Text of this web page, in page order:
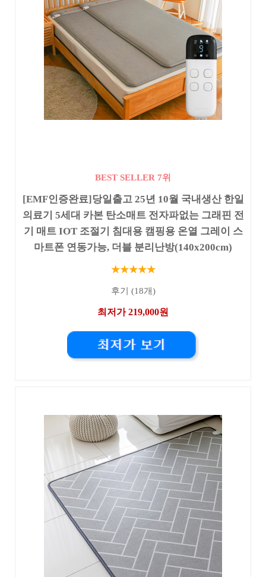
BEST SELLER 7위
[EMF인증완료]당일출고 25년 10월 국내생산 한일
의료기 5세대 카본 탄소매트 전자파없는 그래핀 전
기 매트 IOT 조절기 침대용 캠핑용 온열 그레이 스
마트폰 연동가능, 더블 분리난방(140x200cm)
★★★★★
후기 (18개)
최저가 219,000원